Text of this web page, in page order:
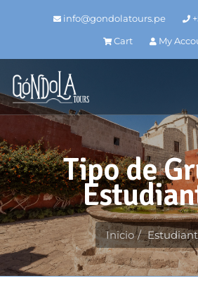
info@gondolatours.pe
Cart
My
Tipo de
Inicio